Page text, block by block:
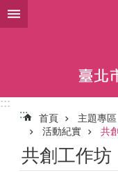
跳到主要內容區塊
:::
:::
首頁 主題專區
活動紀實
共
共創工作坊